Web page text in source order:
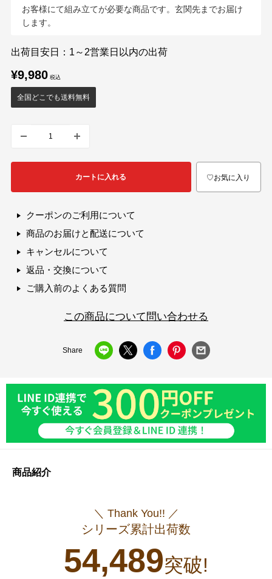
お客様にて組み立てが必要な商品です。玄関先までお届け
します。
出荷目安日：1～2営業日以内の出荷
販
売
価
格
¥9,980
全国どこでも送料無料
カートに入れる ♡お気に入り
クーポンのご利用について
商品のお届けと配送について
キャンセルについて
返品・交換について
ご購入前のよくある質問
この商品について問い合わせる
Share
商品紹介
＼ Thank You!! ／
シリーズ累計出荷数
54,489突破!